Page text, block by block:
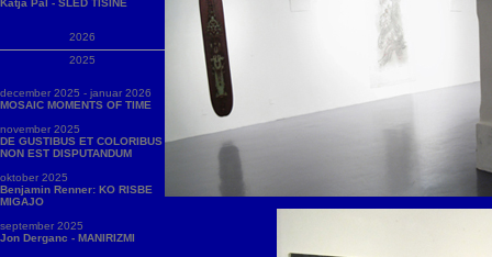
Katja Pál - SLED TIŠINE
2026
2025
december 2025 - januar 2026
MOSAIC MOMENTS OF TIME
november 2025
DE GUSTIBUS ET COLORIBUS
NON EST DISPUTANDUM
oktober 2025
Benjamin Renner: KO RISBE
MIGAJO
september 2025
Jon Derganc - MANIRIZMI